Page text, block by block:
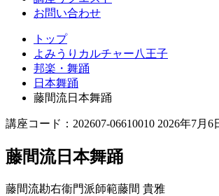
お問い合わせ
トップ
よみうりカルチャー八王子
邦楽・舞踊
日本舞踊
藤間流日本舞踊
講座コード：202607-06610010 2026年7月6
藤間流日本舞踊
藤間流勘右衞門派師範藤間 貴雅